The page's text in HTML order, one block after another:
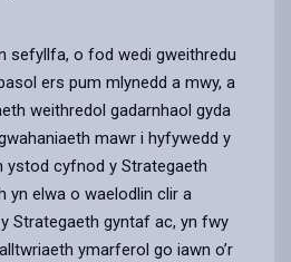
sefyllfa, o fod wedi gweithredu
ers pum mlynedd a mwy, a
weithredol gadarnhaol gyda
mawr i hyfywedd y
ystod cyfnod y Strategaeth
yn elwa o waelodlin clir a
Strategaeth gyntaf ac, yn fwy
ymarferol go iawn o’r